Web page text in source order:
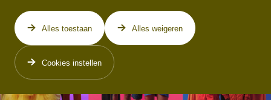
Alles toestaan Alles weigeren
Cookies instellen